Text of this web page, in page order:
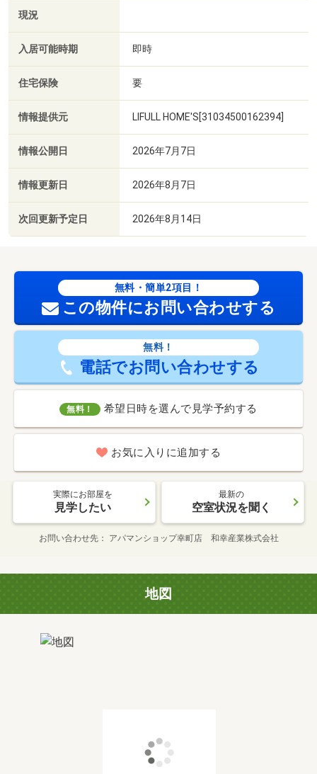
現況
入居可能時期 即時
住宅保険 要
情報提供元 LIFULL HOME'S[31034500162394]
情報公開日 2026年7月7日
情報更新日 2026年8月7日
次回更新予定日 2026年8月14日
無料・簡単2項目！
この物件にお問い合わせする
無料！
電話でお問い合わせする
無料！ 希望日時を選んで見学予約する
お気に入りに追加する
実際にお部屋を
見学したい
最新の
空室状況を聞く
お問い合わせ先 アパマンショップ幸町店 和幸産業株式会社
地図